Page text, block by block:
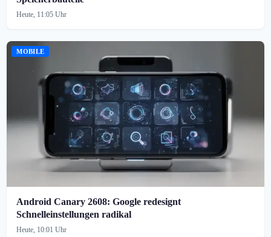
Heute, 11:05 Uhr
MOBILE
Android Canary 2608: Google redesignt
Schnelleinstellungen radikal
Heute, 10:01 Uhr